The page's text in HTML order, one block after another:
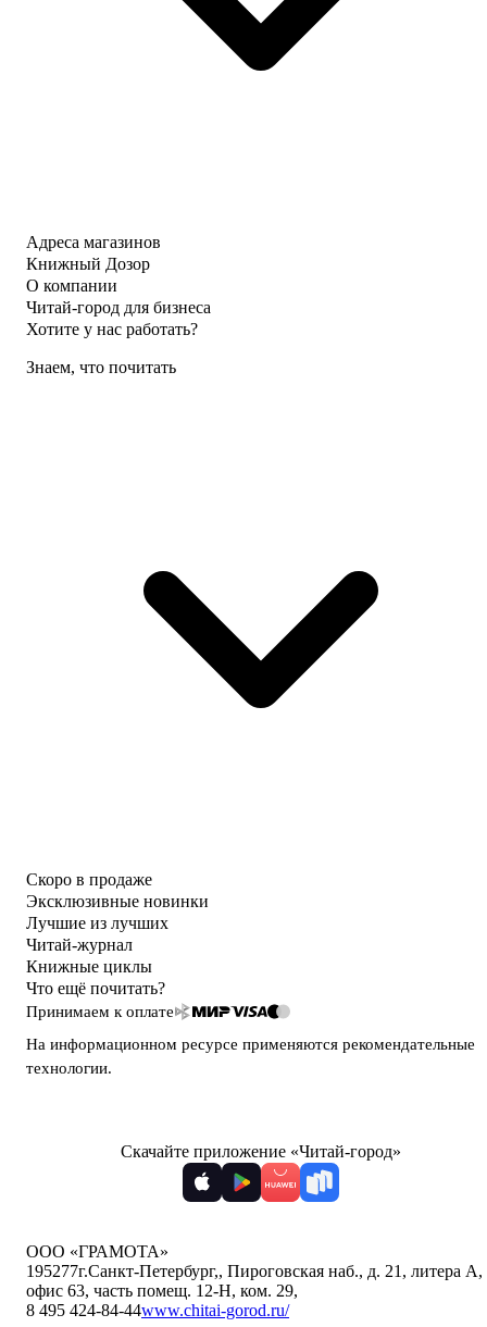
Адреса магазинов
Книжный Дозор
О компании
Читай-город для бизнеса
Хотите у нас работать?
Знаем, что почитать
Скоро в продаже
Эксклюзивные новинки
Лучшие из лучших
Читай-журнал
Книжные циклы
Что ещё почитать?
Принимаем к оплате
На информационном ресурсе применяются рекомендательные
технологии.
Скачайте приложение «Читай-город»
ООО «ГРАМОТА»
195277г.Санкт-Петербург,, Пироговская наб., д. 21, литера А,
офис 63, часть помещ. 12-Н, ком. 29,
8 495 424-84-44www.chitai-gorod.ru/